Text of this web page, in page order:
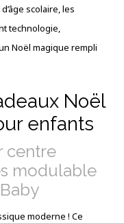
scolaire, les
technologie,
Noël magique rempli
Noël
enfants
centre
modulable
moderne ! Ce